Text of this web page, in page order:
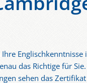
das Richtige für
sehen das